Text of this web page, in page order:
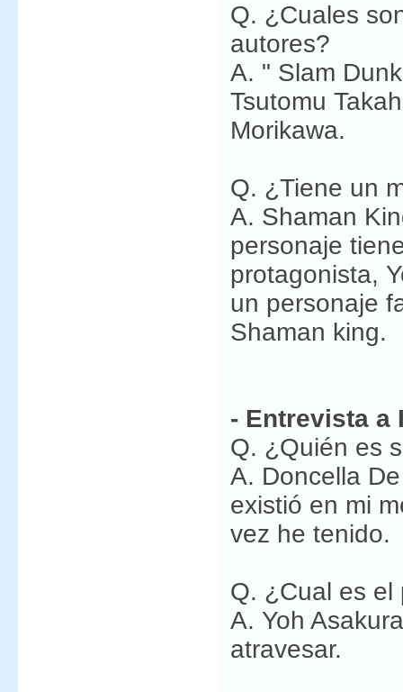
Q. ¿Cuales
autores?
A. " Slam
Tsutomu
Morikawa.
Q. ¿Tiene un
A. Shaman
personaje
protagonista,
un personaje
Shaman king.
- Entrevista a
Q. ¿Quién es
A. Doncella
existió en mi
vez he tenido.
Q. ¿Cual es el
A. Yoh
atravesar.